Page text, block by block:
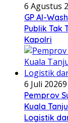
6 Agustus
GP Al-
Publik Tak
Kapolri
6 Juli 2026
Pemprov
Kuala
Logistik